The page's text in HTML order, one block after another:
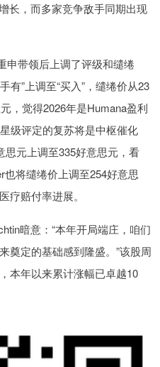
长，而多家竞争敌手同期出现
带领后上调了评级和缱绻
有”上调至“买入”，缱绻价从23
，觉得2026年是Humana盈利
级评定的复苏将是中枢催化
元上调至335好意思元，看
也将缱绻价上调至254好意思
疗赔付率进展。
暗意：“本年开局端庄，咱们
奠定的基础感到隆盛。”该股周
本年以来累计涨幅已卓越10